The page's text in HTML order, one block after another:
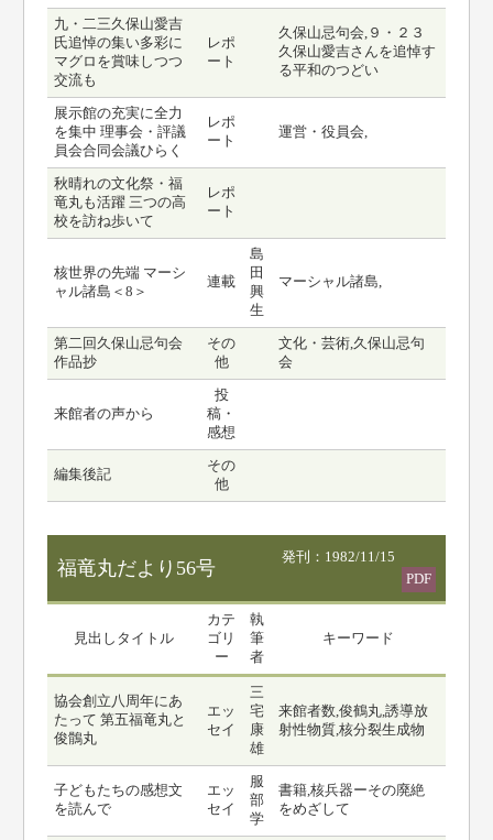
九・二三久保山愛吉
氏追悼の集い多彩に
マグロを賞味しつつ
交流も
レポ
ート
久保山忌句会,９・２３
久保山愛吉さんを追悼す
る平和のつどい
展示館の充実に全力
を集中 理事会・評議
員会合同会議ひらく
レポ
ート
運営・役員会,
秋晴れの文化祭・福
竜丸も活躍 三つの高
校を訪ね歩いて
レポ
ート
核世界の先端 マーシ
ャル諸島＜8＞
連載
島
田
興
生
マーシャル諸島,
第二回久保山忌句会
作品抄
その
他
文化・芸術,久保山忌句
会
来館者の声から
投
稿・
感想
編集後記
その
他
福竜丸だより56号
発刊：1982/11/15
PDF
見出しタイトル
カテ
ゴリ
ー
執
筆
者
キーワード
協会創立八周年にあ
たって 第五福竜丸と
俊鶻丸
エッ
セイ
三
宅
康
雄
来館者数,俊鶴丸,誘導放
射性物質,核分裂生成物
子どもたちの感想文
を読んで
エッ
セイ
服
部
学
書籍,核兵器ーその廃絶
をめざして